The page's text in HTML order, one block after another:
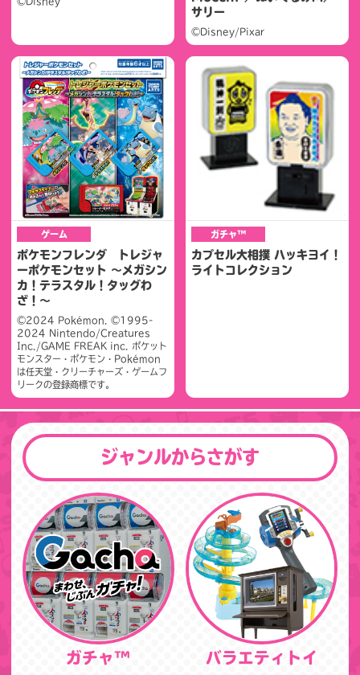
サリー
©Disney/Pixar
ゲーム
ポケモンフレンダ トレジャ
ーポケモンセット ～メガシン
カ！テラスタル！タッグわ
ざ！～
©2024 Pokémon. ©1995-
2024 Nintendo/Creatures
Inc./GAME FREAK inc. ポケット
モンスター・ポケモン・Pokémon
は任天堂・クリーチャーズ・ゲームフ
リークの登録商標です。
ガチャ™
カプセル大相撲 ハッキヨイ！
ライトコレクション
ジャンルからさがす
ガチャ™ バラエティトイ